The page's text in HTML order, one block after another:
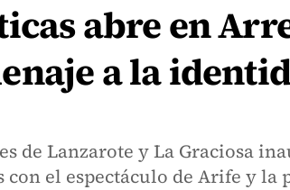
abre en
a la
de Lanzarote y La Graciosa
con el espectáculo de Arife y